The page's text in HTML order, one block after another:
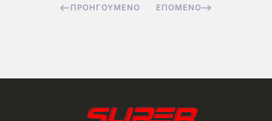
ΠΡΟΗΓΟΎΜΕΝΟ ΕΠΌΜΕΝΟ